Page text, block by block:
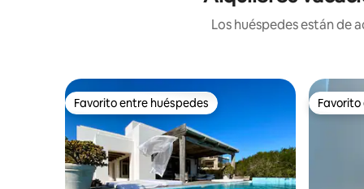
Los huéspedes están de
Favorito entre huéspedes
Favorito entre huéspedes